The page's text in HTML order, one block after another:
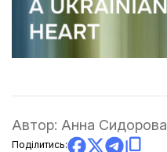
Автор: Анна Сидорова
Поділитись: